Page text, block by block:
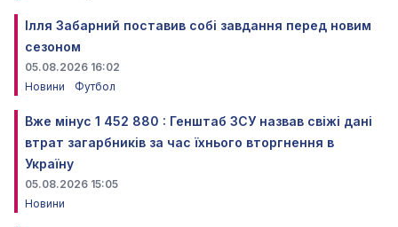
Ілля Забарний поставив собі завдання перед новим
сезоном
05.08.2026 16:02
Новини
Футбол
Вже мінус 1 452 880 : Генштаб ЗСУ назвав свіжі дані
втрат загарбників за час їхнього вторгнення в
Україну
05.08.2026 15:05
Новини